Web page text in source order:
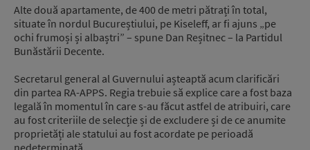
Alte două apartamente, de 400 de metri pătrați în total,
situate în nordul Bucureștiului, pe Kiseleff, ar fi ajuns „pe
ochi frumoși și albaștri” – spune Dan Reșitnec – la Partidul
Bunăstării Decente.
Secretarul general al Guvernului așteaptă acum clarificări
din partea RA-APPS. Regia trebuie să explice care a fost baza
legală în momentul în care s-au făcut astfel de atribuiri, care
au fost criteriile de selecție și de excludere și de ce anumite
proprietăți ale statului au fost acordate pe perioadă
nedeterminată.